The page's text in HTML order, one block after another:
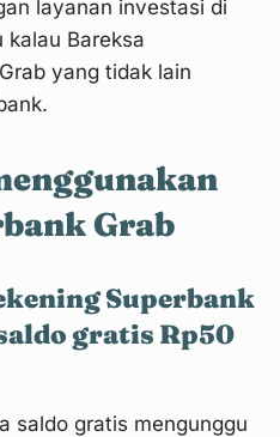
layanan investasi di
kalau Bareksa
yang tidak lain
Grab
Superbank
gratis Rp50
saldo gratis mengunggu